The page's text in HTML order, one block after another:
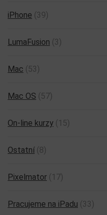
iPhone (39)
LumaFusion (3)
Mac (53)
Mac OS (57)
On-line kurzy (15)
Ostatní (8)
Pixelmator (17)
Pracujeme na iPadu (33)